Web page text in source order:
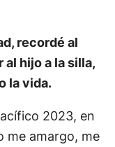
recordé al
hijo a la silla,
la vida.
2023, en
me amargo, me